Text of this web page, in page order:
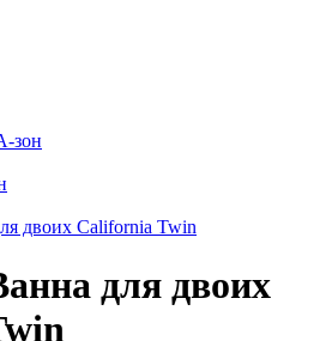
зон
двоих California Twin
для двоих